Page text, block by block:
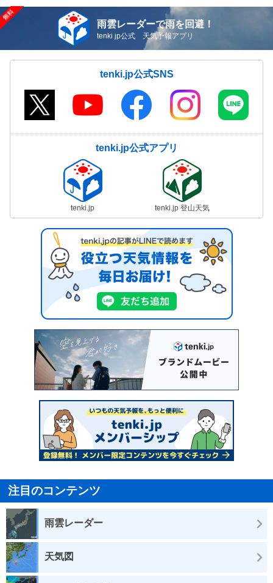
雨雲レーダーで雨を回避！
tenki.jp公式 天気予報アプリ
tenki.jp公式SNS
tenki.jp公式アプリ
tenki.jp tenki.jp 登山天気
注目のコンテンツ
雨雲レーダー
天気図